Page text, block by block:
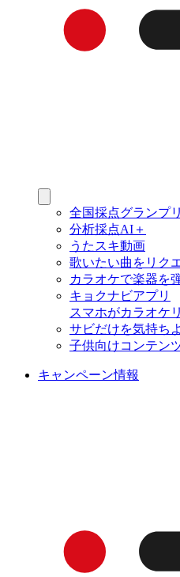
全国採点グランプリ
分析採点AI＋
うたスキ動画
歌いたい曲をリク
カラオケで楽器を
キョクナビアプリ
スマホがカラオケ
サビだけを気持ち
子供向けコンテン
キャンペーン情報